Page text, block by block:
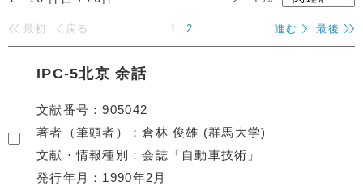
最初 戻る 1 2 進む 最後
IPC-5北京 余話
文献番号
905042
著者（筆頭者）
倉林 俊雄 (群馬大学)
文献・情報種別
会誌「自動車技術」
発行年月
1990年2月